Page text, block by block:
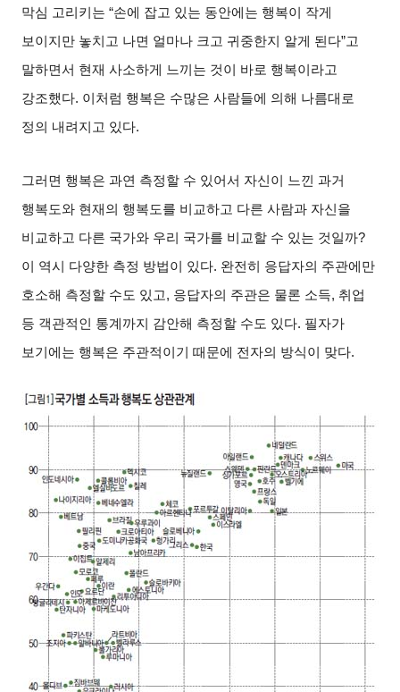
막심 고리키는 “손에 잡고 있는 동안에는 행복이 작게
보이지만 놓치고 나면 얼마나 크고 귀중한지 알게 된다”고
말하면서 현재 사소하게 느끼는 것이 바로 행복이라고
강조했다. 이처럼 행복은 수많은 사람들에 의해 나름대로
정의 내려지고 있다.
그러면 행복은 과연 측정할 수 있어서 자신이 느낀 과거
행복도와 현재의 행복도를 비교하고 다른 사람과 자신을
비교하고 다른 국가와 우리 국가를 비교할 수 있는 것일까?
이 역시 다양한 측정 방법이 있다. 완전히 응답자의 주관에만
호소해 측정할 수도 있고, 응답자의 주관은 물론 소득, 취업
등 객관적인 통계까지 감안해 측정할 수도 있다. 필자가
보기에는 행복은 주관적이기 때문에 전자의 방식이 맞다.